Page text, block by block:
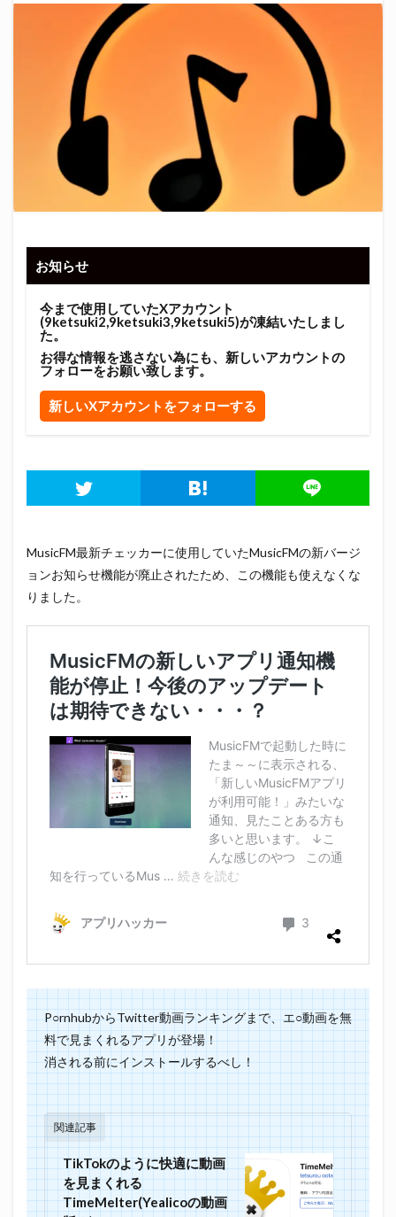
お知らせ
今まで使用していたXアカウント
(9ketsuki2,9ketsuki3,9ketsuki5)が凍結いたしまし
た。
お得な情報を逃さない為にも、新しいアカウントの
フォローをお願い致します。
新しいXアカウントをフォローする
MusicFM最新チェッカーに使用していたMusicFMの新バージ
ョンお知らせ機能が廃止されたため、この機能も使えなくな
りました。
P○rnhubからTwitter動画ランキングまで、エ○動画を無
料で見まくれるアプリが登場！
消される前にインストールするべし！
関連記事
TikTokのように快適に動画
を見まくれる
TimeMelter(Yealicoの動画